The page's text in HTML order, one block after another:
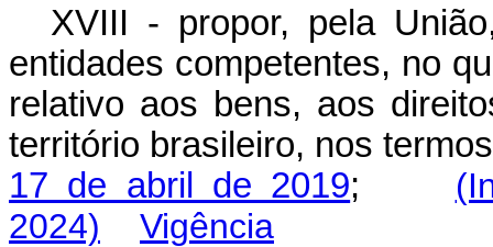
XVIII - propor, pela
entidades competentes, no
relativo aos bens, aos
território brasileiro, nos
17 de abril de 2019;
2024)
Vigência